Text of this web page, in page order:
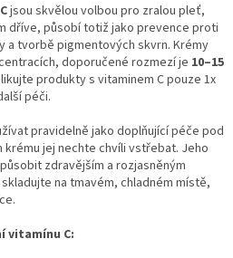
jsou skvělou volbou pro zralou pleť,
dříve, působí totiž jako prevence proti
a tvorbě pigmentových skvrn. Krémy
doporučené rozmezí je 10–15
produkty s vitaminem C pouze 1x
péči.
pravidelně jako doplňující péče pod
jej nechte chvíli vstřebat. Jeho
zdravějším a rozjasněným
na tmavém, chladném místě,
vitamínu C: